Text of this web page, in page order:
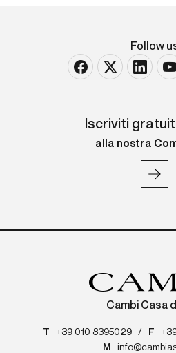
Follow
Iscriviti
alla nostra
Cambi Casa
T +39 010 8395029 / F
M